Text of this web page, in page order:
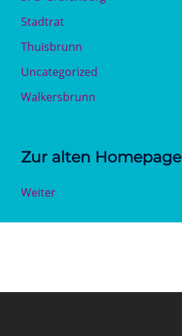
Stadtrat
Thuisbrunn
Uncategorized
Walkersbrunn
Zur alten Homepage
Weiter